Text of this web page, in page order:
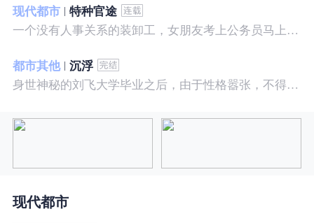
现代都市
特种官途
一个没有人事关系的装卸工，女朋友考上公务员马上抛弃了他，却是没有想到他也考上了公务员，奇迹般成为高官……
都市其他
沉浮
身世神秘的刘飞大学毕业之后，由于性格嚣张，不得不一而再再而三的面临着重重危机，受到了来自各方面的全方位打压
现代都市